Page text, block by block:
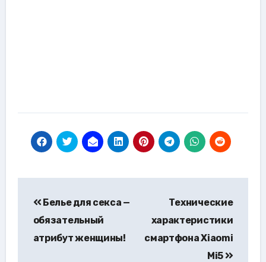
по
записям
Белье для секса —
обязательный
атрибут женщины!
Технические
характеристики
смартфона Xiaomi
Mi5